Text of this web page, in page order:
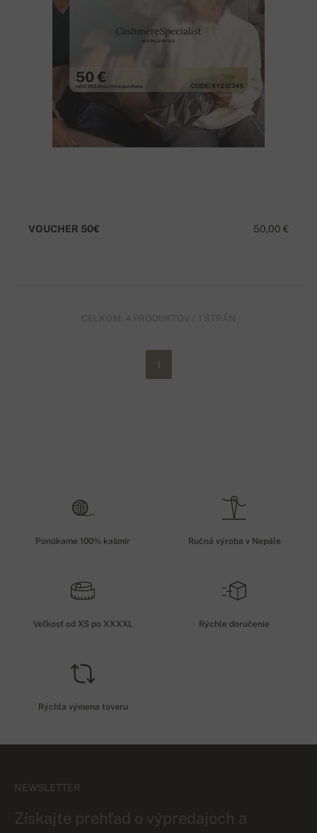
50,00 €
VOUCHER 50€
Ponúkame 100% kašmír Ručná výroba v Nepále
Veľkosť od XS po XXXXL Rýchle doručenie
Rýchla výmena tovaru
NEWSLETTER
Získajte prehľad o výpredajoch a